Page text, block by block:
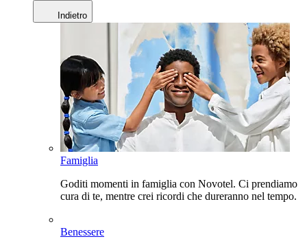
Indietro
Famiglia
Goditi momenti in famiglia con Novotel. Ci prendiamo
cura di te, mentre crei ricordi che dureranno nel tempo.
Benessere